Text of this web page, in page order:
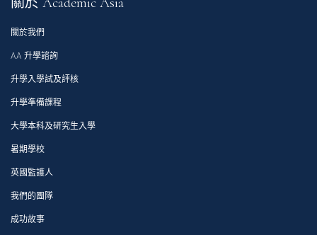
關於我們
AA 升學諮詢
升學入學試及評核
升學準備課程
大學本科及研究生入學
暑期學校
英國監護人
我們的團隊
成功故事